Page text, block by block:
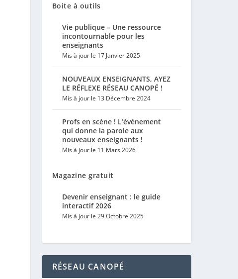
Boite à outils
Vie publique – Une ressource
incontournable pour les
enseignants
Mis à jour le 17 Janvier 2025
NOUVEAUX ENSEIGNANTS, AYEZ
LE RÉFLEXE RÉSEAU CANOPÉ !
Mis à jour le 13 Décembre 2024
Profs en scène ! L’événement
qui donne la parole aux
nouveaux enseignants !
Mis à jour le 11 Mars 2026
Magazine gratuit
Devenir enseignant : le guide
interactif 2026
Mis à jour le 29 Octobre 2025
RÉSEAU CANOPÉ